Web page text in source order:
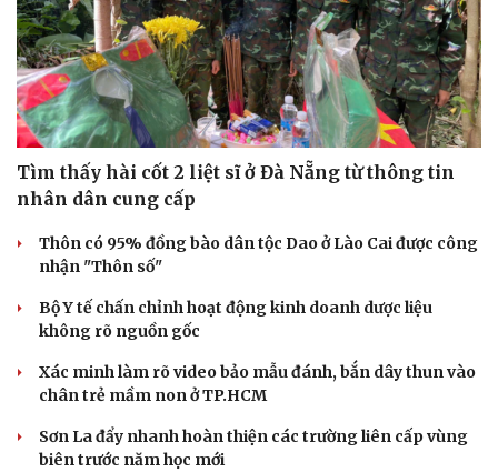
Tìm thấy hài cốt 2 liệt sĩ ở Đà Nẵng từ thông tin
nhân dân cung cấp
Thôn có 95% đồng bào dân tộc Dao ở Lào Cai được công
nhận "Thôn số"
Bộ Y tế chấn chỉnh hoạt động kinh doanh dược liệu
không rõ nguồn gốc
Xác minh làm rõ video bảo mẫu đánh, bắn dây thun vào
chân trẻ mầm non ở TP.HCM
Sơn La đẩy nhanh hoàn thiện các trường liên cấp vùng
biên trước năm học mới